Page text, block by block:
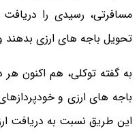
مسافرتی، رسیدی را
تحویل باجه های ارزی بدهند
به گفته توکلی، هم اکنون
باجه های ارزی و
این طریق نسبت به دریافت